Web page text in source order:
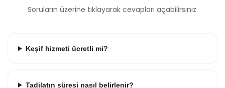
Soruların üzerine tıklayarak cevapları açabilirsiniz.
Keşif hizmeti ücretli mi?
Tadilatın süresi nasıl belirlenir?